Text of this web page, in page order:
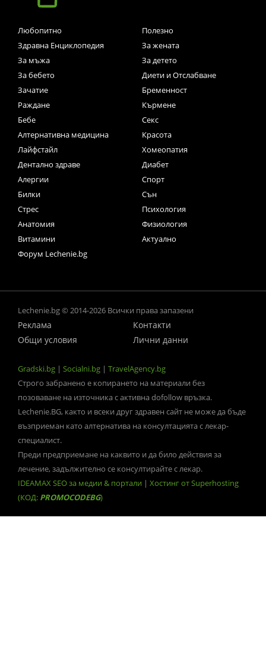
Любопитно
Полезно
Здравна Енциклопедия
За жената
За мъжа
За детето
За бебето
Диети и Отслабване
Зачатие
Бременност
Раждане
Кърмене
Бебе
Секс
Алтернативна медицина
Красота
Лайфстайл
Хомеопатия
Дентално здраве
Диабет
Алергии
Спорт
Билки
Сън
Стрес
Психология
Анатомия
Физиология
Витамини
Актуално
Форум Lechenie.bg
Lechenie.bg © 2014-2026 Всички права запазени
Реклама
Контакти
Общи условия
Лични данни
Gradski.bg | Socialni.bg | TravelAgency.bg
Строго забранено е копирането на материали без
позоваване на източника с активна dofollow връзка.
Lechenie.BG, както и всеки друг здравен сайт не може да бъде
възприеман като алтернатива на консултацията с лекар-
специалист.
Преди предприемане на каквито и да било действия за
лечение, задължително се консултирайте с лекар.
IDEAMAX SEO за медии & портали | Хостинг от Superhosting
(КОД: PROMOCODEBG)